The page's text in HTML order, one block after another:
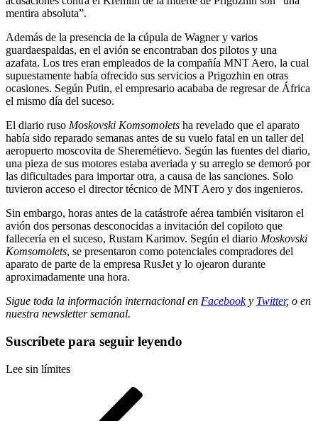
mentira absoluta”.
Además de la presencia de la cúpula de Wagner y varios
guardaespaldas, en el avión se encontraban dos pilotos y una
azafata. Los tres eran empleados de la compañía MNT Aero, la cual
supuestamente había ofrecido sus servicios a Prigozhin en otras
ocasiones. Según Putin, el empresario acababa de regresar de África
el mismo día del suceso.
El diario ruso Moskovski Komsomolets ha revelado que el aparato
había sido reparado semanas antes de su vuelo fatal en un taller del
aeropuerto moscovita de Sheremétievo. Según las fuentes del diario,
una pieza de sus motores estaba averiada y su arreglo se demoró por
las dificultades para importar otra, a causa de las sanciones. Solo
tuvieron acceso el director técnico de MNT Aero y dos ingenieros.
Sin embargo, horas antes de la catástrofe aérea también visitaron el
avión dos personas desconocidas a invitación del copiloto que
fallecería en el suceso, Rustam Karimov. Según el diario Moskovski
Komsomolets, se presentaron como potenciales compradores del
aparato de parte de la empresa RusJet y lo ojearon durante
aproximadamente una hora.
Sigue toda la información internacional en Facebooky Twitter, o en
nuestra newsletter semanal.
Suscríbete para seguir leyendo
Lee sin límites